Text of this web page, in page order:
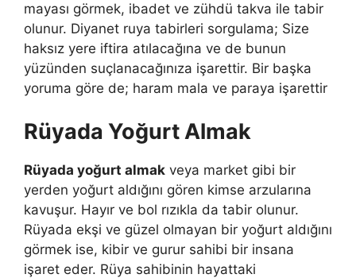
mayası görmek, ibadet ve zühdü takva ile tabir
olunur. Diyanet ruya tabirleri sorgulama; Size
haksız yere iftira atı­lacağına ve de bunun
yüzünden suçlanacağınıza işarettir. Bir başka
yoruma göre de; haram mala ve paraya işarettir
Rüyada Yoğurt Almak
Rüyada yoğurt almak veya market gibi bir
yerden yoğurt aldığını gören kimse arzularına
kavuşur. Hayır ve bol rızıkla da tabir olunur.
Rüyada ekşi ve güzel olmayan bir yoğurt aldığını
görmek ise, kibir ve gurur sahibi bir insana
işaret eder. Rüya sahibinin hayattaki